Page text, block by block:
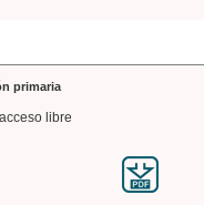
primaria
libre